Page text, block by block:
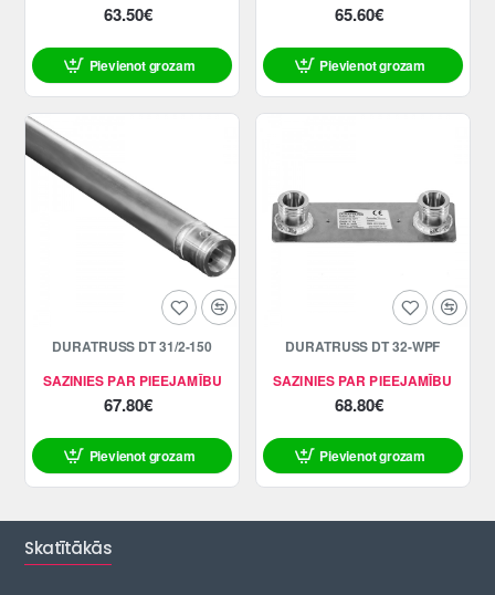
63.50€
Pievienot grozam
65.60€
Pievienot grozam
SAZINIES PAR PIEEJAMĪBU
DURATRUSS DT 31/2-150
67.80€
Pievienot grozam
SAZINIES PAR PIEEJAMĪBU
DURATRUSS DT 32-WPF
68.80€
Pievienot grozam
Skatītākās